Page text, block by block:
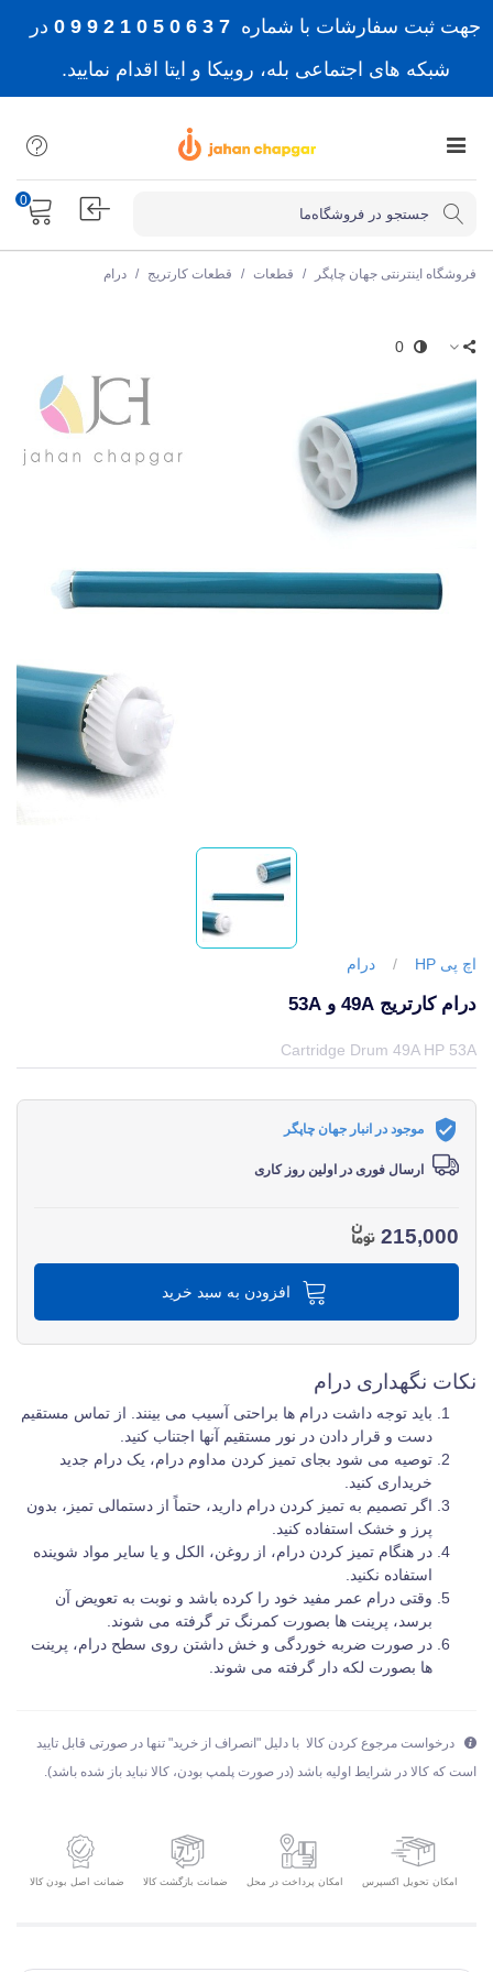
جهت ثبت سفارشات با شماره 7 3 6 0 5 0 1 2 9 9 0
در
شبکه های اجتماعی بله، روبیکا و ایتا اقدام نمایید.
0
فروشگاه اینترنتی جهان چاپگر / قطعات / قطعات کارتریج / درام
0
اچ پی HP / درام
درام کارتریج 49A و 53A
Cartridge Drum 49A HP 53A
موجود در انبار جهان چاپگر
ارسال فوری در اولین روز کاری
215,000
افزودن به سبد خرید
نکات نگهداری درام
باید توجه داشت درام ها براحتی آسیب می بینند. از تماس مستقیم
دست و قرار دادن در نور مستقیم آنها اجتناب کنید.
توصیه می شود بجای تمیز کردن مداوم درام، یک درام جدید
خریداری کنید.
اگر تصمیم به تمیز کردن درام دارید، حتماً از دستمالی تمیز، بدون
پرز و خشک استفاده کنید.
در هنگام تمیز کردن درام، از روغن، الکل و یا سایر مواد شوینده
استفاده نکنید.
وقتی درام عمر مفید خود را کرده باشد و نوبت به تعویض آن
برسد، پرینت ها بصورت کمرنگ تر گرفته می شوند.
در صورت ضربه خوردگی و خش داشتن روی سطح درام، پرینت
ها بصورت لکه دار گرفته می شوند.
درخواست مرجوع کردن کالا با دلیل "انصراف از خرید" تنها در صورتی قابل تایید
است که کالا در شرایط اولیه باشد (در صورت پلمپ بودن، کالا نباید باز شده باشد).
امکان تحویل اکسپرس امکان پرداخت در محل ضمانت بازگشت کالا ضمانت اصل بودن کالا